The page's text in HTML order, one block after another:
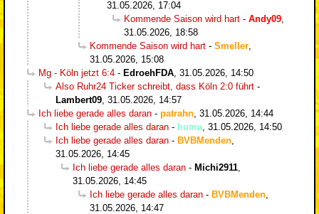
31.05.2026, 17:04
Kommende Saison wird hart - Andy09
31.05.2026, 18:58
Kommende Saison wird hart - Smeller
31.05.2026, 15:08
Mg - Köln jetzt 6:4 - EdroehFDA 31.05.2026, 14:50
Also Ruhr24 Ticker schreibt, dass Köln 2:0 führt -
Lambert09 31.05.2026, 14:57
Ich liebe gerade alles daran - patrahn 31.05.2026, 14:44
Ich liebe gerade alles daran - huma 31.05.2026, 14:50
Ich liebe gerade alles daran - BVBMenden
31.05.2026, 14:45
Ich liebe gerade alles daran - Michi2911
31.05.2026, 14:45
Ich liebe gerade alles daran - BVBMenden
31.05.2026, 14:47